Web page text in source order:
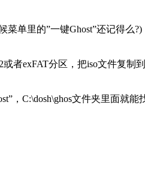
单里的”一键Ghost”还记得
者exFAT分区，把iso文件复
，C:\dosh\ghos文件夹里面就能